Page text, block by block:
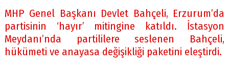
MHP Genel Başkanı Devlet Bahçeli, Erzurum’da
partisinin ‘hayır’ mitingine katıldı. İstasyon
Meydanı’nda partililere seslenen Bahçeli,
hükümeti ve anayasa değişikliği paketini eleştirdi.